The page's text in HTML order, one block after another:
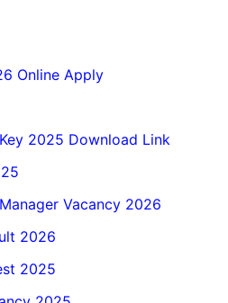
Online Apply
2025 Download Link
Vacancy 2026
2026
2025